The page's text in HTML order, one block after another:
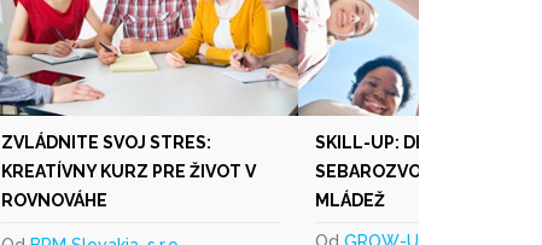
ZVLÁDNITE SVOJ STRES:
KREATÍVNY KURZ PRE ŽIVOT V
ROVNOVÁHE
SKILL-UP: DENNÝ
SEBAROZVOJOVÝ TÁBOR
MLÁDEŽ
Od GROW-UP Slovakia s. r.